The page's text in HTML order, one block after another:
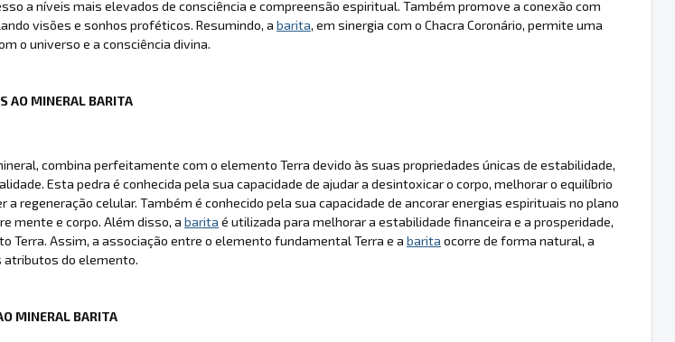
a níveis mais elevados de consciência e compreensão espiritual. Também promove a conexão com
visões e sonhos proféticos. Resumindo, a barita, em sinergia com o Chacra Coronário, permite uma
o universo e a consciência divina.
AO MINERAL BARITA
combina perfeitamente com o elemento Terra devido às suas propriedades únicas de estabilidade,
Esta pedra é conhecida pela sua capacidade de ajudar a desintoxicar o corpo, melhorar o equilíbrio
a regeneração celular. Também é conhecido pela sua capacidade de ancorar energias espirituais no plano
mente e corpo. Além disso, a barita é utilizada para melhorar a estabilidade financeira e a prosperidade,
Terra. Assim, a associação entre o elemento fundamental Terra e a barita ocorre de forma natural, a
atributos do elemento.
MINERAL BARITA